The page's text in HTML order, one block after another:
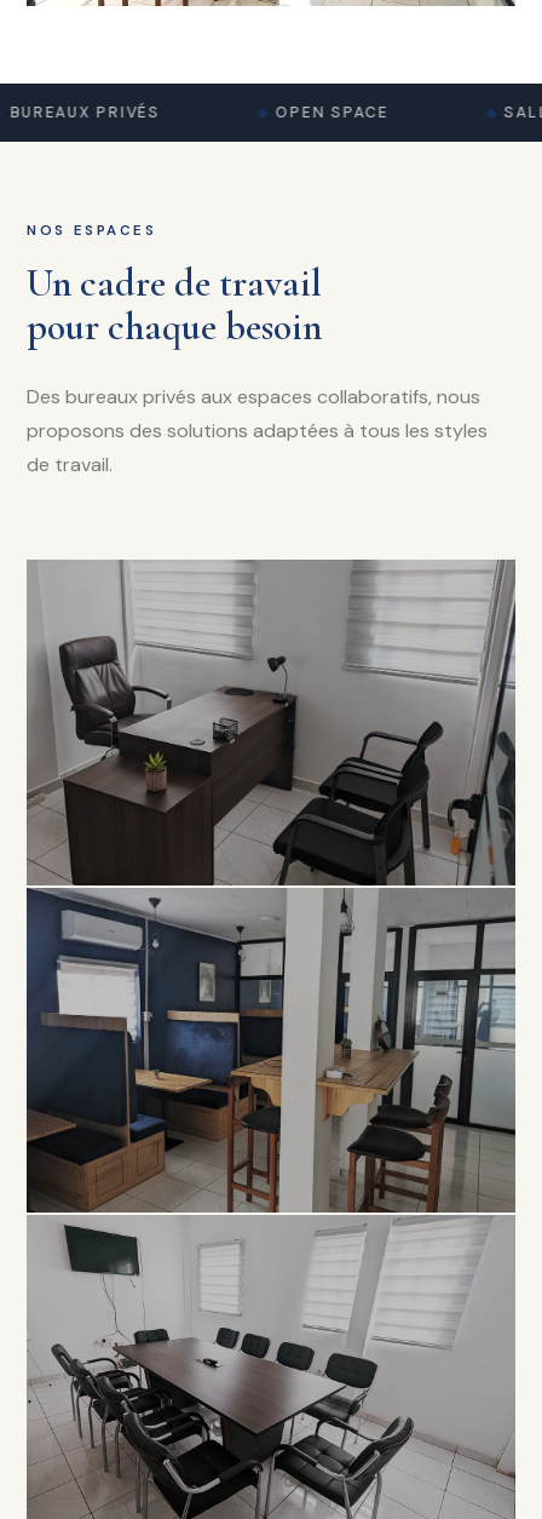
PRIVÉS OPEN SPACE
NOS ESPACES
Un cadre de travail
pour chaque besoin
Des bureaux privés aux espaces collaboratifs, nous
proposons des solutions adaptées à tous les styles
de travail.
EXCLUSIVITÉ
Bureau
Privé
À PARTIR DE 80 000 FCFA / MOIS
COLLABORATIF
Open
Space
À PARTIR DE 5 000 FCFA / JOUR